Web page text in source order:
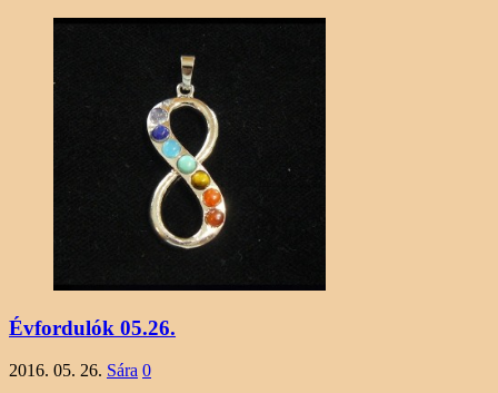
Évfordulók 05.26.
2016. 05. 26. Sára 0